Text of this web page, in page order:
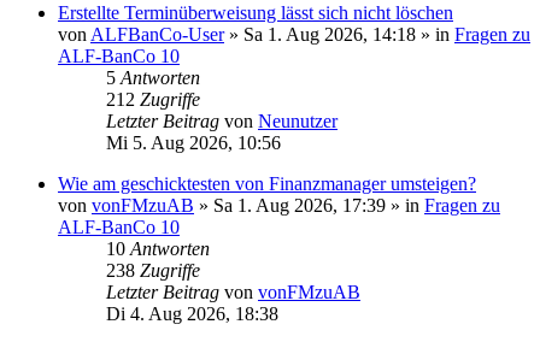
Erstellte Terminüberweisung lässt sich nicht löschen
von ALFBanCo-User» Sa 1. Aug 2026, 14:18 » in Fragen zu
ALF-BanCo 10
5 Antworten
212 Zugriffe
Letzter Beitrag von Neunutzer
Mi 5. Aug 2026, 10:56
Wie am geschicktesten von Finanzmanager umsteigen?
von vonFMzuAB » Sa 1. Aug 2026, 17:39 » in Fragen zu
ALF-BanCo 10
10 Antworten
238 Zugriffe
Letzter Beitrag von vonFMzuAB
Di 4. Aug 2026, 18:38